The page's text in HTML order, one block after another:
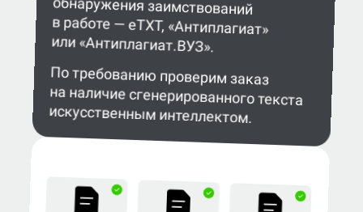
или «Антиплагиат.ВУЗ».
По требованию проверим заказ
на наличие сгенерированного текста
искусственным интеллектом.